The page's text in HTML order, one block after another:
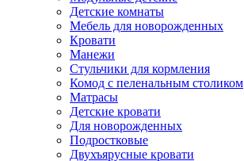
Детские комнаты
Мебель для новорожденных
Кровати
Манежи
Стульчики для кормления
Комод с пеленальным столиком
Матрасы
Детские кровати
Для новорожденных
Подростковые
Двухъярусные кровати